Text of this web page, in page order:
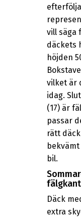
vill säga
däckets
höjden
vilket är
idag.
(17) är
passar
rätt
bil.
Däck
extra